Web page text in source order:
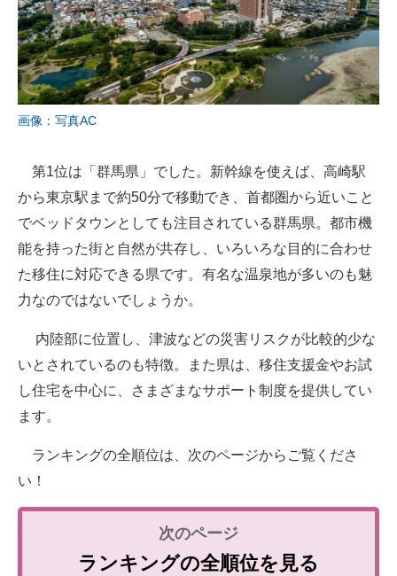
画像：写真AC
第1位は「群馬県」でした。新幹線を使えば、高崎駅
から東京駅まで約50分で移動でき、首都圏から近いこと
でベッドタウンとしても注目されている群馬県。都市機
能を持った街と自然が共存し、いろいろな目的に合わせ
た移住に対応できる県です。有名な温泉地が多いのも魅
力なのではないでしょうか。
内陸部に位置し、津波などの災害リスクが比較的少な
いとされているのも特徴。また県は、移住支援金やお試
し住宅を中心に、さまざまなサポート制度を提供してい
ます。
ランキングの全順位は、次のページからご覧くださ
い！
ランキングの全順位を見る